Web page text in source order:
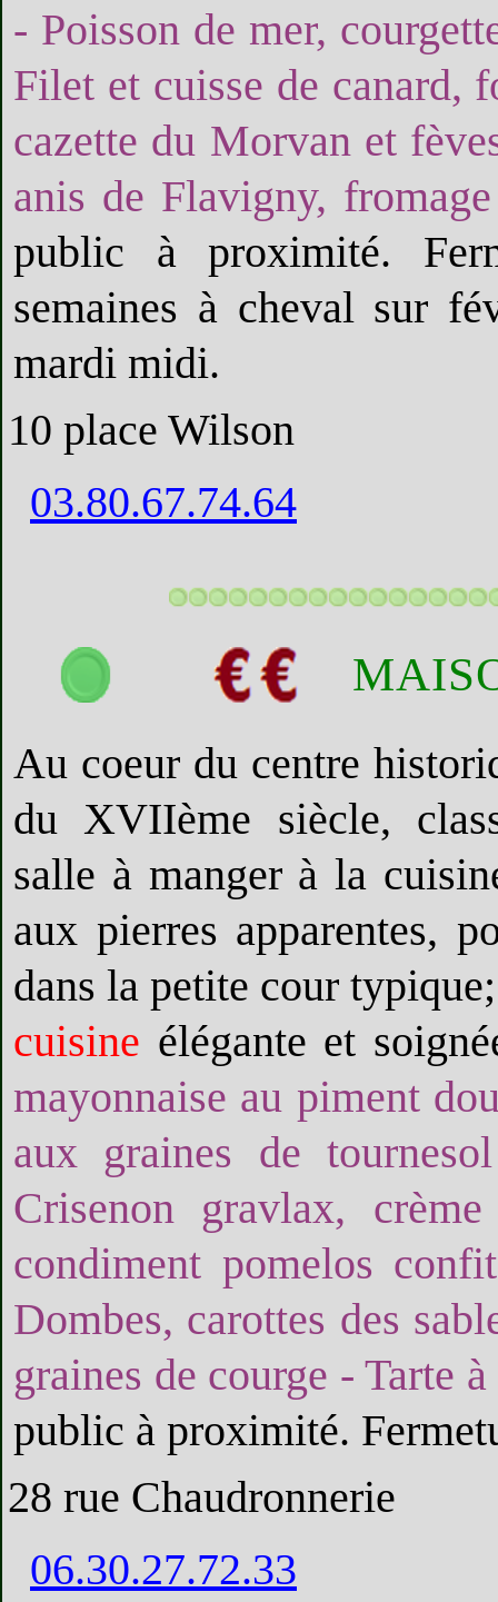
- Poisson de mer,
Filet et cuisse de canard,
cazette du Morvan et
anis de Flavigny,
public à proximité.
semaines à cheval sur
mardi midi.
10 place Wilson
03.80.67.74.64
Au coeur du centre
du XVIIème siècle,
salle à manger à la
aux pierres apparentes,
dans la petite cour typique;
cuisine élégante et
mayonnaise au piment
aux graines de
Crisenon gravlax,
condiment pomelos
Dombes, carottes des
graines de courge - Tarte
public à proximité.
28 rue Chaudronnerie
06.30.27.72.33